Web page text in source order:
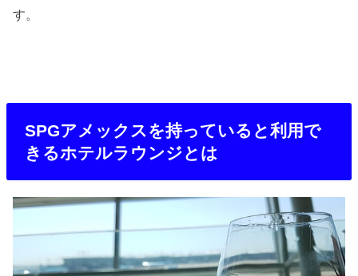
す。
SPGアメックスを持っていると利用で
きるホテルラウンジとは